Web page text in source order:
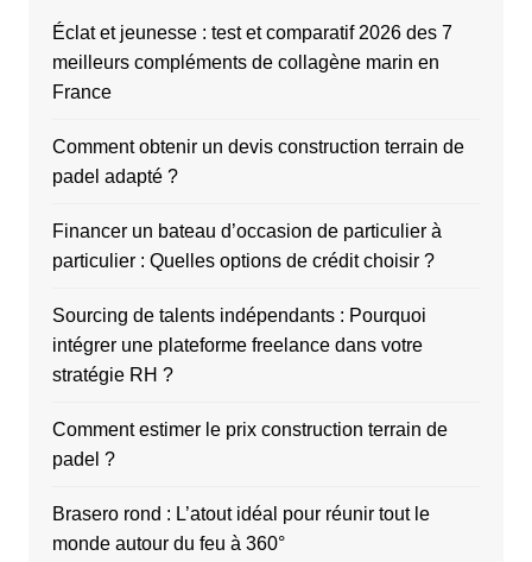
Éclat et jeunesse : test et comparatif 2026 des 7
meilleurs compléments de collagène marin en
France
Comment obtenir un devis construction terrain de
padel adapté ?
Financer un bateau d’occasion de particulier à
particulier : Quelles options de crédit choisir ?
Sourcing de talents indépendants : Pourquoi
intégrer une plateforme freelance dans votre
stratégie RH ?
Comment estimer le prix construction terrain de
padel ?
Brasero rond : L’atout idéal pour réunir tout le
monde autour du feu à 360°